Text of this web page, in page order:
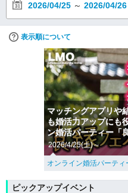
2026/04/25 ～ 2026/04/26
表示順について
マッチングアプリや
も婚活力アップにも
ン婚活パーティー「
2026/4/25(土)～
オンライン婚活パーテ
ピックアップイベント